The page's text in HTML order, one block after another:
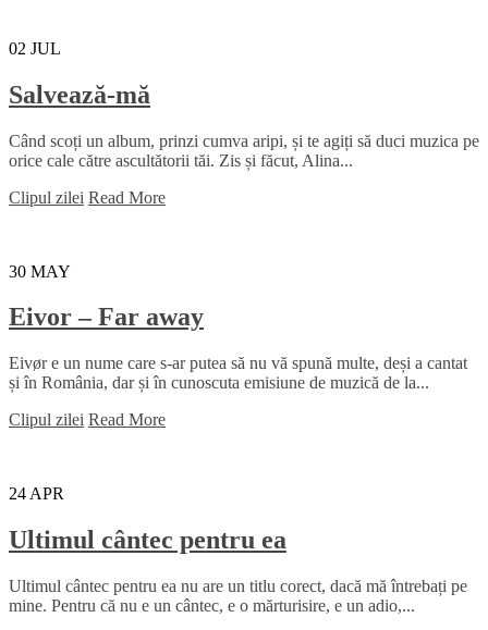
02 JUL
Salvează-mă
Când scoți un album, prinzi cumva aripi, și te agiți să duci muzica pe
orice cale către ascultătorii tăi. Zis și făcut, Alina...
Clipul zilei Read More
30 MAY
Eivor – Far away
Eivør e un nume care s-ar putea să nu vă spună multe, deși a cantat
și în România, dar și în cunoscuta emisiune de muzică de la...
Clipul zilei Read More
24 APR
Ultimul cântec pentru ea
Ultimul cântec pentru ea nu are un titlu corect, dacă mă întrebați pe
mine. Pentru că nu e un cântec, e o mărturisire, e un adio,...